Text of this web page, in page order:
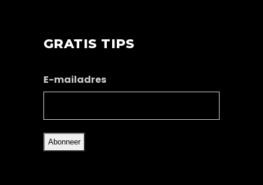
GRATIS TIPS
E-mailadres